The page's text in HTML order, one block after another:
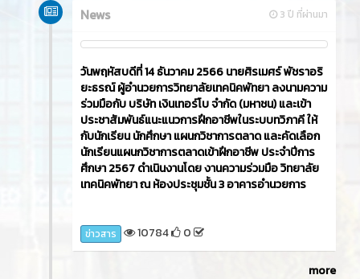
3 ปี ที่ผ่านมา
News
วันพฤหัสบดีที่ 14 ธันวาคม 2566​ นายศิรเมศร์ พัชราอริ
ยะธรณ์ ผู้อำนวยการวิทยาลัยเทคนิคพัทยา ลงนามความ
ร่วมมือกับ บริษัท เงินเทอร์โบ จำกัด (มหาชน) และเข้า
ประชาสัมพันธ์แนะแนวการฝึกอาชีพในระบบทวิภาคี ให้
กับนักเรียน นักศึกษา แผนกวิชาการตลาด และคัดเลือก
นักเรียนแผนกวิชาการตลาดเข้าฝึกอาชีพ ประจำปีการ
ศึกษา 2567 ดำเนินงานโดย งานความร่วมมือ วิทยาลัย
เทคนิคพัทยา ณ ห้องประชุมชั้น 3 อาคารอำนวยการ
ข่าวสาร 10784 0
more